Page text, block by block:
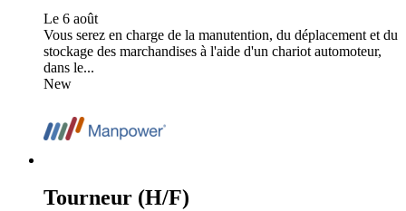
Le 6 août
Vous serez en charge de la manutention, du déplacement et du
stockage des marchandises à l'aide d'un chariot automoteur,
dans le...
New
Tourneur (H/F)